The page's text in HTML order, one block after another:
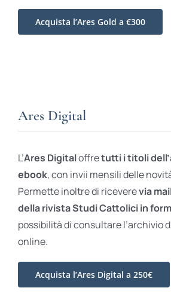
Acquista l’Ares Gold a €300
Ares Digital
L’Ares Digitaloffretutti i titoli
ebook, con invii mensili delle
Permette inoltre di riceverevia
della rivista Studi Cattolici in
possibilità di consultare l’archivio
online.
Acquista l’Ares Digital a 250€